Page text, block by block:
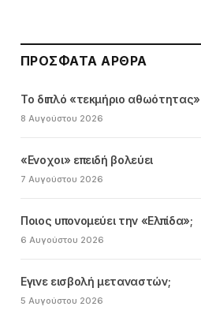
ΠΡΌΣΦΑΤΑ ΆΡΘΡΑ
Το διπλό «τεκμήριο αθωότητας»
8 Αυγούστου 2026
«Ενοχοι» επειδή βολεύει
7 Αυγούστου 2026
Ποιος υπονομεύει την «Ελπίδα»;
6 Αυγούστου 2026
Εγινε εισβολή μεταναστών;
5 Αυγούστου 2026